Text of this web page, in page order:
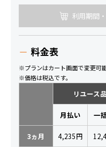
利用期間
料金表
※プランはカート画面で変更可能
※価格は税込です。
リユース品
月払い 一
3ヵ月 4,235円